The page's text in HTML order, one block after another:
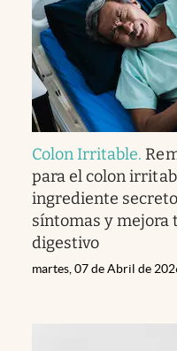
Colon Irritable.
para el colon
ingrediente
síntomas y mejora
digestivo
martes, 07 de Abril de